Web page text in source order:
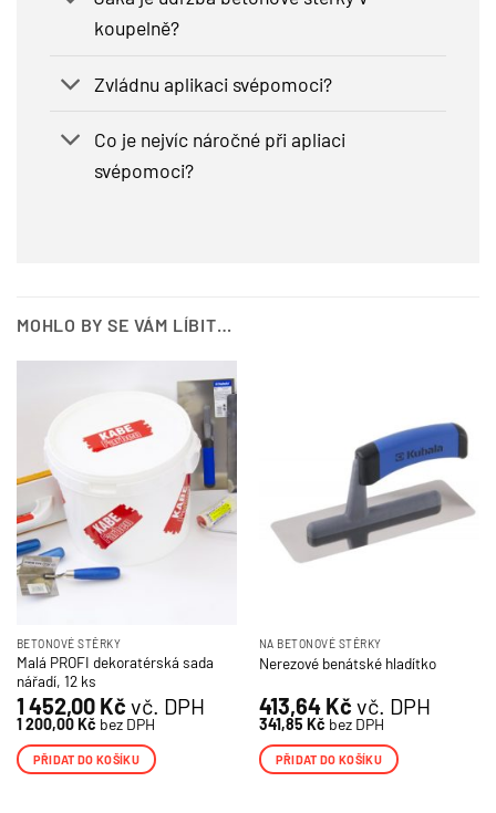
koupelně?
Zvládnu aplikaci svépomoci?
Co je nejvíc náročné při apliaci
svépomoci?
MOHLO BY SE VÁM LÍBIT…
BETONOVÉ STĚRKY
Malá PROFI dekoratérská sada
nářadí, 12 ks
1 452,00 Kč vč. DPH
1 200,00Kč bez DPH
PŘIDAT DO KOŠÍKU
NA BETONOVÉ STĚRKY
Nerezové benátské hladítko
413,64 Kč vč. DPH
341,85 Kč bez DPH
PŘIDAT DO KOŠÍKU